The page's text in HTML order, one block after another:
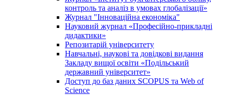
контроль та аналіз в умовах глобалізації»
Журнал "Інноваційна економіка"
Науковий журнал «Професійно-прикладні
дидактики»
Репозитарій університету
Навчальні, наукові та довідкові видання
Закладу вищої освіти «Подільський
державний університет»
Доступ до баз даних SCOPUS та Web of
Science